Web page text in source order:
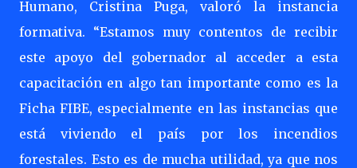
Humano, Cristina Puga, valoró la instancia
formativa. “Estamos muy contentos de recibir
este apoyo del gobernador al acceder a esta
capacitación en algo tan importante como es la
Ficha FIBE, especialmente en las instancias que
está viviendo el país por los incendios
forestales. Esto es de mucha utilidad, ya que nos